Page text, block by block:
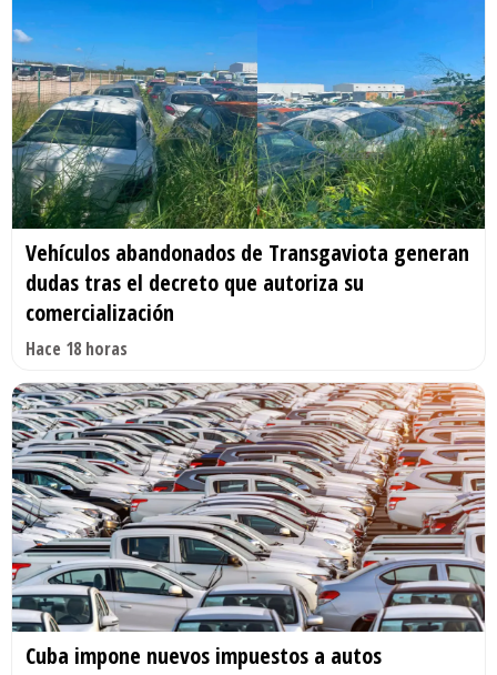
Vehículos abandonados de Transgaviota generan
dudas tras el decreto que autoriza su
comercialización
Hace 18 horas
Cuba impone nuevos impuestos a autos